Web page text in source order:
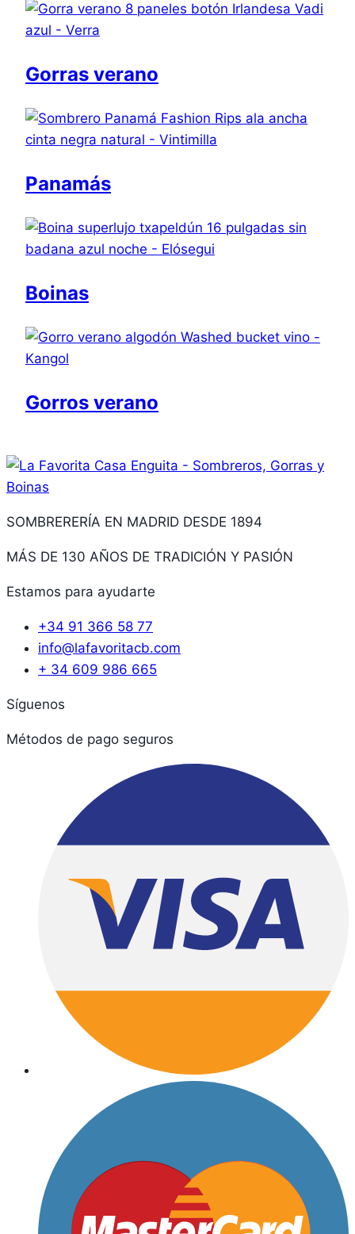
Gorras verano
Panamás
Boinas
Gorros verano
SOMBRERERÍA EN MADRID DESDE 1894
MÁS DE 130 AÑOS DE TRADICIÓN Y PASIÓN
Estamos para ayudarte
+34 91 366 58 77
info@lafavoritacb.com
+ 34 609 986 665
Síguenos
Métodos de pago seguros